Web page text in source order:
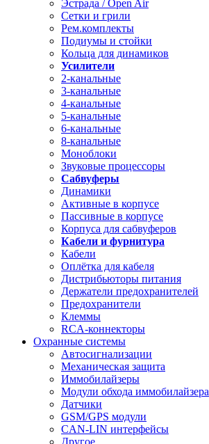
Эстрада / Open Air
Сетки и грили
Рем.комплекты
Подиумы и стойки
Кольца для динамиков
Усилители
2-канальные
3-канальные
4-канальные
5-канальные
6-канальные
8-канальные
Моноблоки
Звуковые процессоры
Сабвуферы
Динамики
Активные в корпусе
Пассивные в корпусе
Корпуса для сабвуферов
Кабели и фурнитура
Кабели
Оплётка для кабеля
Дистрибьюторы питания
Держатели предохранителей
Предохранители
Клеммы
RCA-коннекторы
Охранные системы
Автосигнализации
Механическая защита
Иммобилайзеры
Модули обхода иммобилайзера
Датчики
GSM/GPS модули
CAN-LIN интерфейсы
Другое